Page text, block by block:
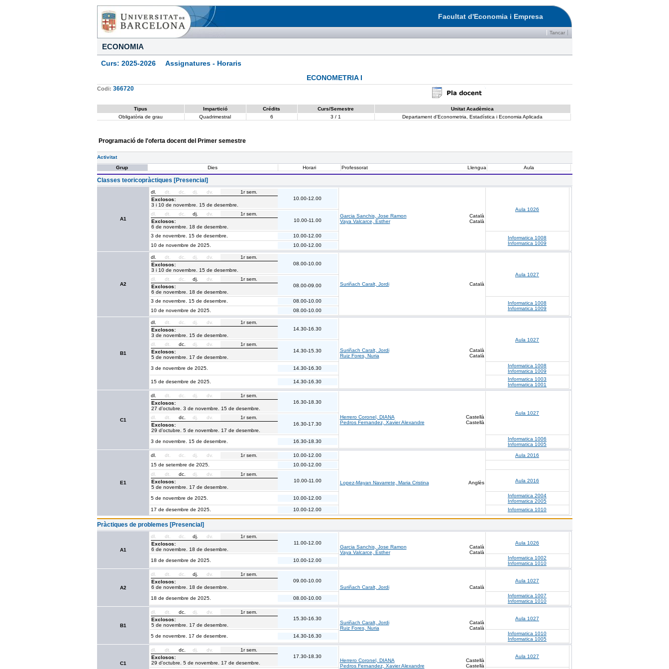
Facultat d'Economia i Empresa
Tancar
ECONOMIA
Curs: 2025-2026 Assignatures - Horaris
ECONOMETRIA I
Codi: 366720
Tipus Impartició Crédits Curs/Semestre
Unitat Acadèmica
Obligatòria de grau
Quadrimestral 6 3 / 1 Departament d'Econometria, Estadística i Economia Aplicada
Programació de l'oferta docent del Primer semestre
Activitat
Grup
Dies Horari Professorat Llengua Aula
Classes teoricopràctiques [Presencial]
A1
dl. dt. dc. dj. dv.
1r sem.
Exclosos:
3 i 10 de novembre. 15 de desembre.
10.00-12.00
Garcia Sanchis, Jose Ramon
Català
Vaya Valcarce, Esther
Català
Aula 1026
dl.
dt. dc. dj. dv.
1r sem.
Exclosos:
6 de novembre. 18 de desembre.
10.00-11.00
3 de novembre. 15 de desembre. 10.00-12.00
Informatica 1008
Informatica 1009
10 de novembre de 2025. 10.00-12.00
A2
dl. dt. dc. dj. dv.
1r sem.
Exclosos:
3 i 10 de novembre. 15 de desembre.
08.00-10.00
Suriñach Caralt, Jordi Català
Aula 1027
dl.
dt. dc. dj. dv.
1r sem.
Exclosos:
6 de novembre. 18 de desembre.
08.00-09.00
3 de novembre. 15 de desembre. 08.00-10.00
Informatica 1008
Informatica 1009
10 de novembre de 2025. 08.00-10.00
B1
dl. dt. dc. dj. dv.
1r sem.
Exclosos:
3 de novembre. 15 de desembre.
14.30-16.30
Suriñach Caralt, Jordi
Català
Ruiz Fores, Nuria
Català
Aula 1027
dl.
dt. dc. dj. dv.
1r sem.
Exclosos:
5 de novembre. 17 de desembre.
14.30-15.30
3 de novembre de 2025. 14.30-16.30
Informatica 1008
Informatica 1009
15 de desembre de 2025.
14.30-16.30
Informatica 1003
Informatica 1001
C1
dl. dt. dc. dj. dv.
1r sem.
Exclosos:
27 d’octubre. 3 de novembre. 15 de desembre.
16.30-18.30
Herrero Coronel, DIANA
Castellà
Pedros Fernandez, Xavier Alexandre
Castellà
Aula 1027
dl.
dt. dc. dj. dv.
1r sem.
Exclosos:
29 d’octubre. 5 de novembre. 17 de desembre.
16.30-17.30
3 de novembre. 15 de desembre. 16.30-18.30
Informatica 1006
Informatica 1005
E1
dl. dt. dc. dj. dv. 1r sem. 10.00-12.00
Lopez-Mayan Navarrete, Maria Cristina Anglès
Aula 2016
15 de setembre de 2025.
10.00-12.00
dl.
dt. dc. dj. dv.
1r sem.
Exclosos:
5 de novembre. 17 de desembre.
10.00-11.00 Aula 2016
5 de novembre de 2025. 10.00-12.00
Informatica 2004
Informatica 2005
17 de desembre de 2025.
10.00-12.00 Informatica 1010
Pràctiques de problemes [Presencial]
A1
dl. dt. dc. dj. dv.
1r sem.
Exclosos:
6 de novembre. 18 de desembre.
11.00-12.00
Garcia Sanchis, Jose Ramon
Català
Vaya Valcarce, Esther
Català
Aula 1026
18 de desembre de 2025. 10.00-12.00
Informatica 1002
Informatica 1010
A2
dl. dt. dc. dj. dv.
1r sem.
Exclosos:
6 de novembre. 18 de desembre.
09.00-10.00
Suriñach Caralt, Jordi
Català
Aula 1027
18 de desembre de 2025. 08.00-10.00
Informatica 1007
Informatica 1010
B1
dl. dt. dc. dj. dv.
1r sem.
Exclosos:
5 de novembre. 17 de desembre.
15.30-16.30
Suriñach Caralt, Jordi
Català
Ruiz Fores, Nuria
Català
Aula 1027
5 de novembre. 17 de desembre. 14.30-16.30
Informatica 1010
Informatica 1005
C1
dl. dt. dc. dj. dv.
1r sem.
Exclosos:
29 d’octubre. 5 de novembre. 17 de desembre.
17.30-18.30
Herrero Coronel, DIANA
Castellà
Pedros Fernandez, Xavier Alexandre
Castellà
Aula 1027